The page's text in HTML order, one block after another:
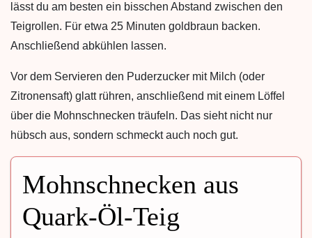
lässt du am besten ein bisschen Abstand zwischen den
Teigrollen. Für etwa 25 Minuten goldbraun backen.
Anschließend abkühlen lassen.
Vor dem Servieren den Puderzucker mit Milch (oder
Zitronensaft) glatt rühren, anschließend mit einem Löffel
über die Mohnschnecken träufeln. Das sieht nicht nur
hübsch aus, sondern schmeckt auch noch gut.
Mohnschnecken aus
Quark-Öl-Teig